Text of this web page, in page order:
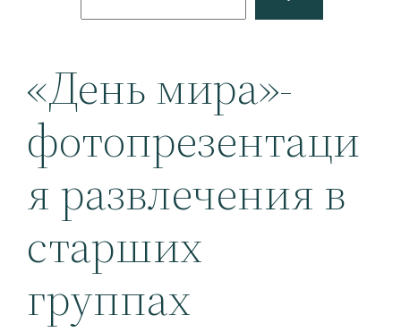
«День мира»-
фотопрезентаци
я развлечения в
старших
группах